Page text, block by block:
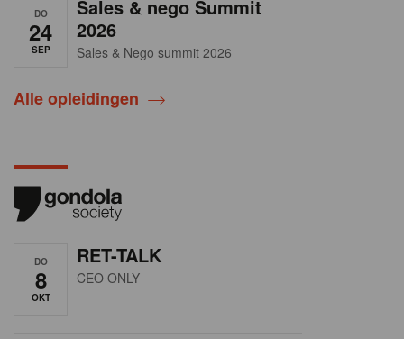
DO
24
SEP
Sales & nego Summit
2026
Sales & Nego summit 2026
Alle opleidingen
DO
8
OKT
RET-TALK
CEO ONLY